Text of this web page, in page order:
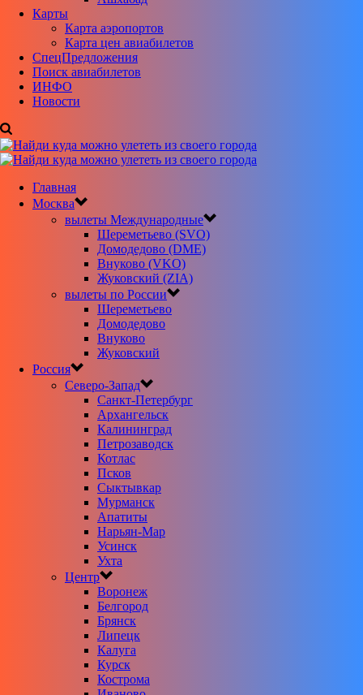
Карты
Карта аэропортов
Карта цен авиабилетов
CпецПредложения
Поиск авиабилетов
ИНФО
Новости
Главная
Москва
вылеты Международные
Шереметьево (SVO)
Домодедово (DME)
Внуково (VKO)
Жуковский (ZIA)
вылеты по России
Шереметьево
Домодедово
Внуково
Жуковский
Россия
Северо-Запад
Санкт-Петербург
Архангельск
Калининград
Петрозаводск
Котлас
Псков
Сыктывкар
Мурманск
Апатиты
Нарьян-Мар
Усинск
Ухта
Центр
Воронеж
Белгород
Брянск
Липецк
Калуга
Курск
Кострома